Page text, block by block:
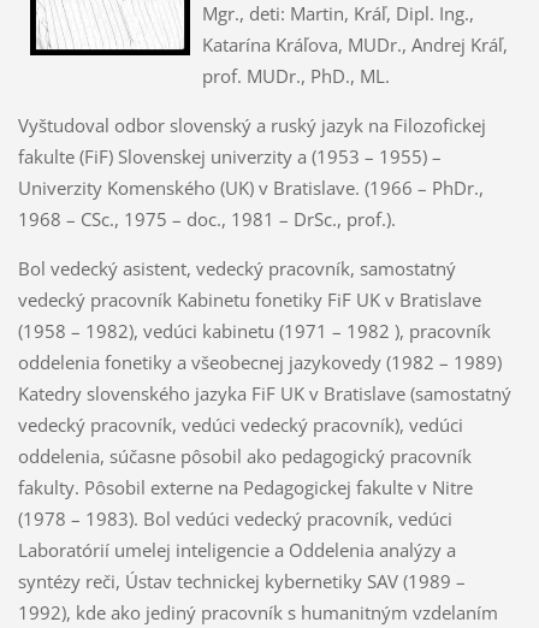
Mgr., deti: Martin, Kráľ, Dipl. Ing.,
Katarína Kráľova, MUDr., Andrej Kráľ,
prof. MUDr., PhD., ML.
Vyštudoval odbor slovenský a ruský jazyk na Filozofickej
fakulte (FiF) Slovenskej univerzity a (1953 – 1955) –
Univerzity Komenského (UK) v Bratislave. (1966 – PhDr.,
1968 – CSc., 1975 – doc., 1981 – DrSc., prof.).
Bol vedecký asistent, vedecký pracovník, samostatný
vedecký pracovník Kabinetu fonetiky FiF UK v Bratislave
(1958 – 1982), vedúci kabinetu (1971 – 1982 ), pracovník
oddelenia fonetiky a všeobecnej jazykovedy (1982 – 1989)
Katedry slovenského jazyka FiF UK v Bratislave (samostatný
vedecký pracovník, vedúci vedecký pracovník), vedúci
oddelenia, súčasne pôsobil ako pedagogický pracovník
fakulty. Pôsobil externe na Pedagogickej fakulte v Nitre
(1978 – 1983). Bol vedúci vedecký pracovník, vedúci
Laboratórií umelej inteligencie a Oddelenia analýzy a
syntézy reči, Ústav technickej kybernetiky SAV (1989 –
1992), kde ako jediný pracovník s humanitným vzdelaním